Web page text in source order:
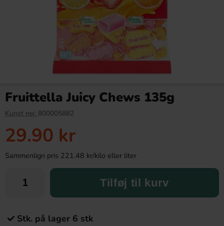
Fruittella Juicy Chews 135g
Kunst nej: 800005882
29.90 kr
Sammenlign pris 221.48 kr/kilo eller liter
Tilføj til kurv
Stk. på lager 6 stk